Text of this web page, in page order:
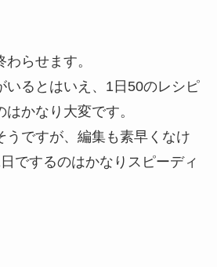
らせます。
いるとはいえ、1日50のレシピ
かなり大変です。
うですが、編集も素早くなけ
でするのはかなりスピーディ